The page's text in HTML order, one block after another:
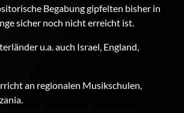
Begabung gipfelten bisher in
sicher noch nicht erreicht ist.
u.a. auch Israel, England,
an regionalen Musikschulen,